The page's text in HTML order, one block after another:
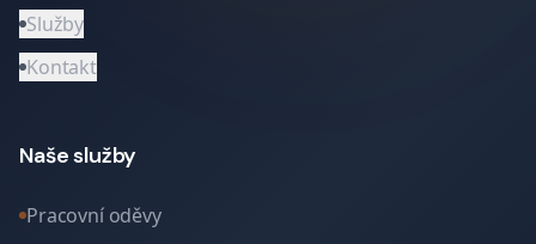
Služby
Kontakt
Naše služby
Pracovní oděvy